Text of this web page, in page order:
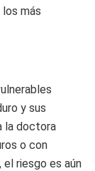
más
y sus
la doctora
o con
riesgo es aún